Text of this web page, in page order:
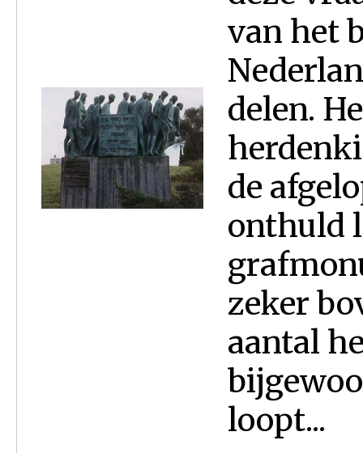
van het
delen.
de
onthuld
zeker
aantal
loopt...